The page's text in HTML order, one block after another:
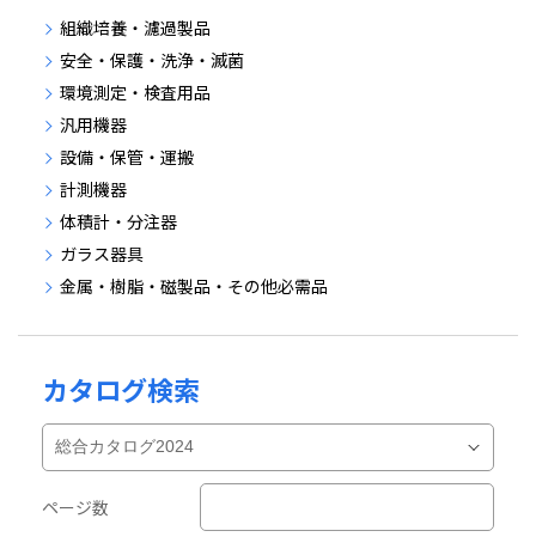
組織培養・濾過製品
安全・保護・洗浄・滅菌
環境測定・検査用品
汎用機器
設備・保管・運搬
計測機器
体積計・分注器
ガラス器具
金属・樹脂・磁製品・その他必需品
カタログ検索
ページ数